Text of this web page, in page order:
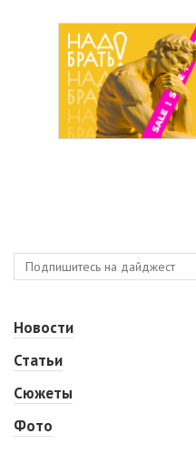
Новости
Статьи
Сюжеты
Фото